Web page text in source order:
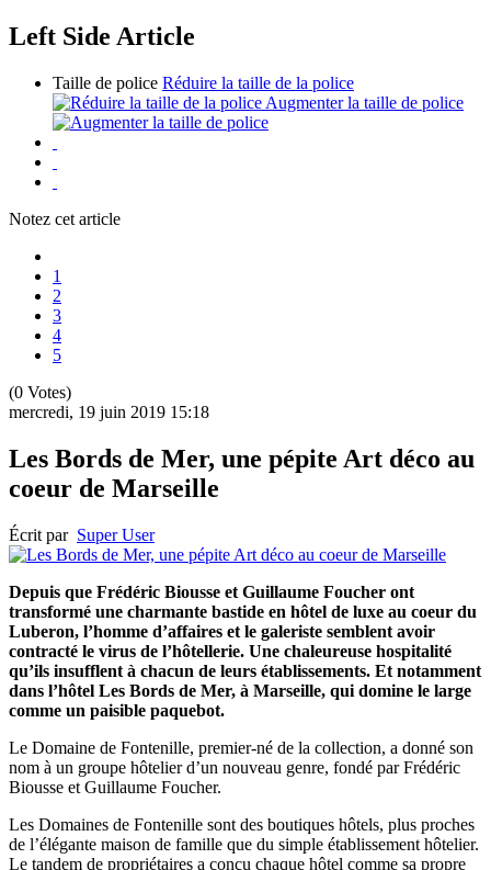
Left Side Article
Taille de police Réduire la taille de la police
Augmenter la taille de police
Notez cet article
1
2
3
4
5
(0 Votes)
mercredi, 19 juin 2019 15:18
Les Bords de Mer, une pépite Art déco au
coeur de Marseille
Écrit par Super User
Depuis que Frédéric Biousse et Guillaume Foucher ont
transformé une charmante bastide en hôtel de luxe au coeur du
Luberon, l’homme d’affaires et le galeriste semblent avoir
contracté le virus de l’hôtellerie. Une chaleureuse hospitalité
qu’ils insufflent à chacun de leurs établissements. Et notamment
dans l’hôtel Les Bords de Mer, à Marseille, qui domine le large
comme un paisible paquebot.
Le Domaine de Fontenille, premier-né de la collection, a donné son
nom à un groupe hôtelier d’un nouveau genre, fondé par Frédéric
Biousse et Guillaume Foucher.
Les Domaines de Fontenille sont des boutiques hôtels, plus proches
de l’élégante maison de famille que du simple établissement hôtelier.
Le tandem de propriétaires a conçu chaque hôtel comme sa propre